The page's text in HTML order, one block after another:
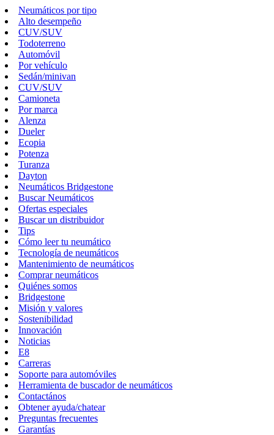
Neumáticos por tipo
Alto desempeño
CUV/SUV
Todoterreno
Automóvil
Por vehículo
Sedán/minivan
CUV/SUV
Camioneta
Por marca
Alenza
Dueler
Ecopia
Potenza
Turanza
Dayton
Neumáticos Bridgestone
Buscar Neumáticos
Ofertas especiales
Buscar un distribuidor
Tips
Cómo leer tu neumático
Tecnología de neumáticos
Mantenimiento de neumáticos
Comprar neumáticos
Quiénes somos
Bridgestone
Misión y valores
Sostenibilidad
Innovación
Noticias
E8
Carreras
Soporte para automóviles
Herramienta de buscador de neumáticos
Contactános
Obtener ayuda/chatear
Preguntas frecuentes
Garantías